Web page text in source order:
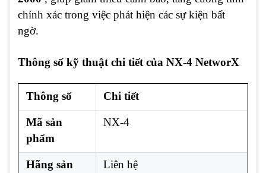
chính xác trong việc phát hiện các sự kiện bất
ngờ.
Thông số kỹ thuật chi tiết của NX-4 NetworX
Thông số Chi tiết
Mã sản
phẩm
NX-4
Hãng sản
Liên hệ